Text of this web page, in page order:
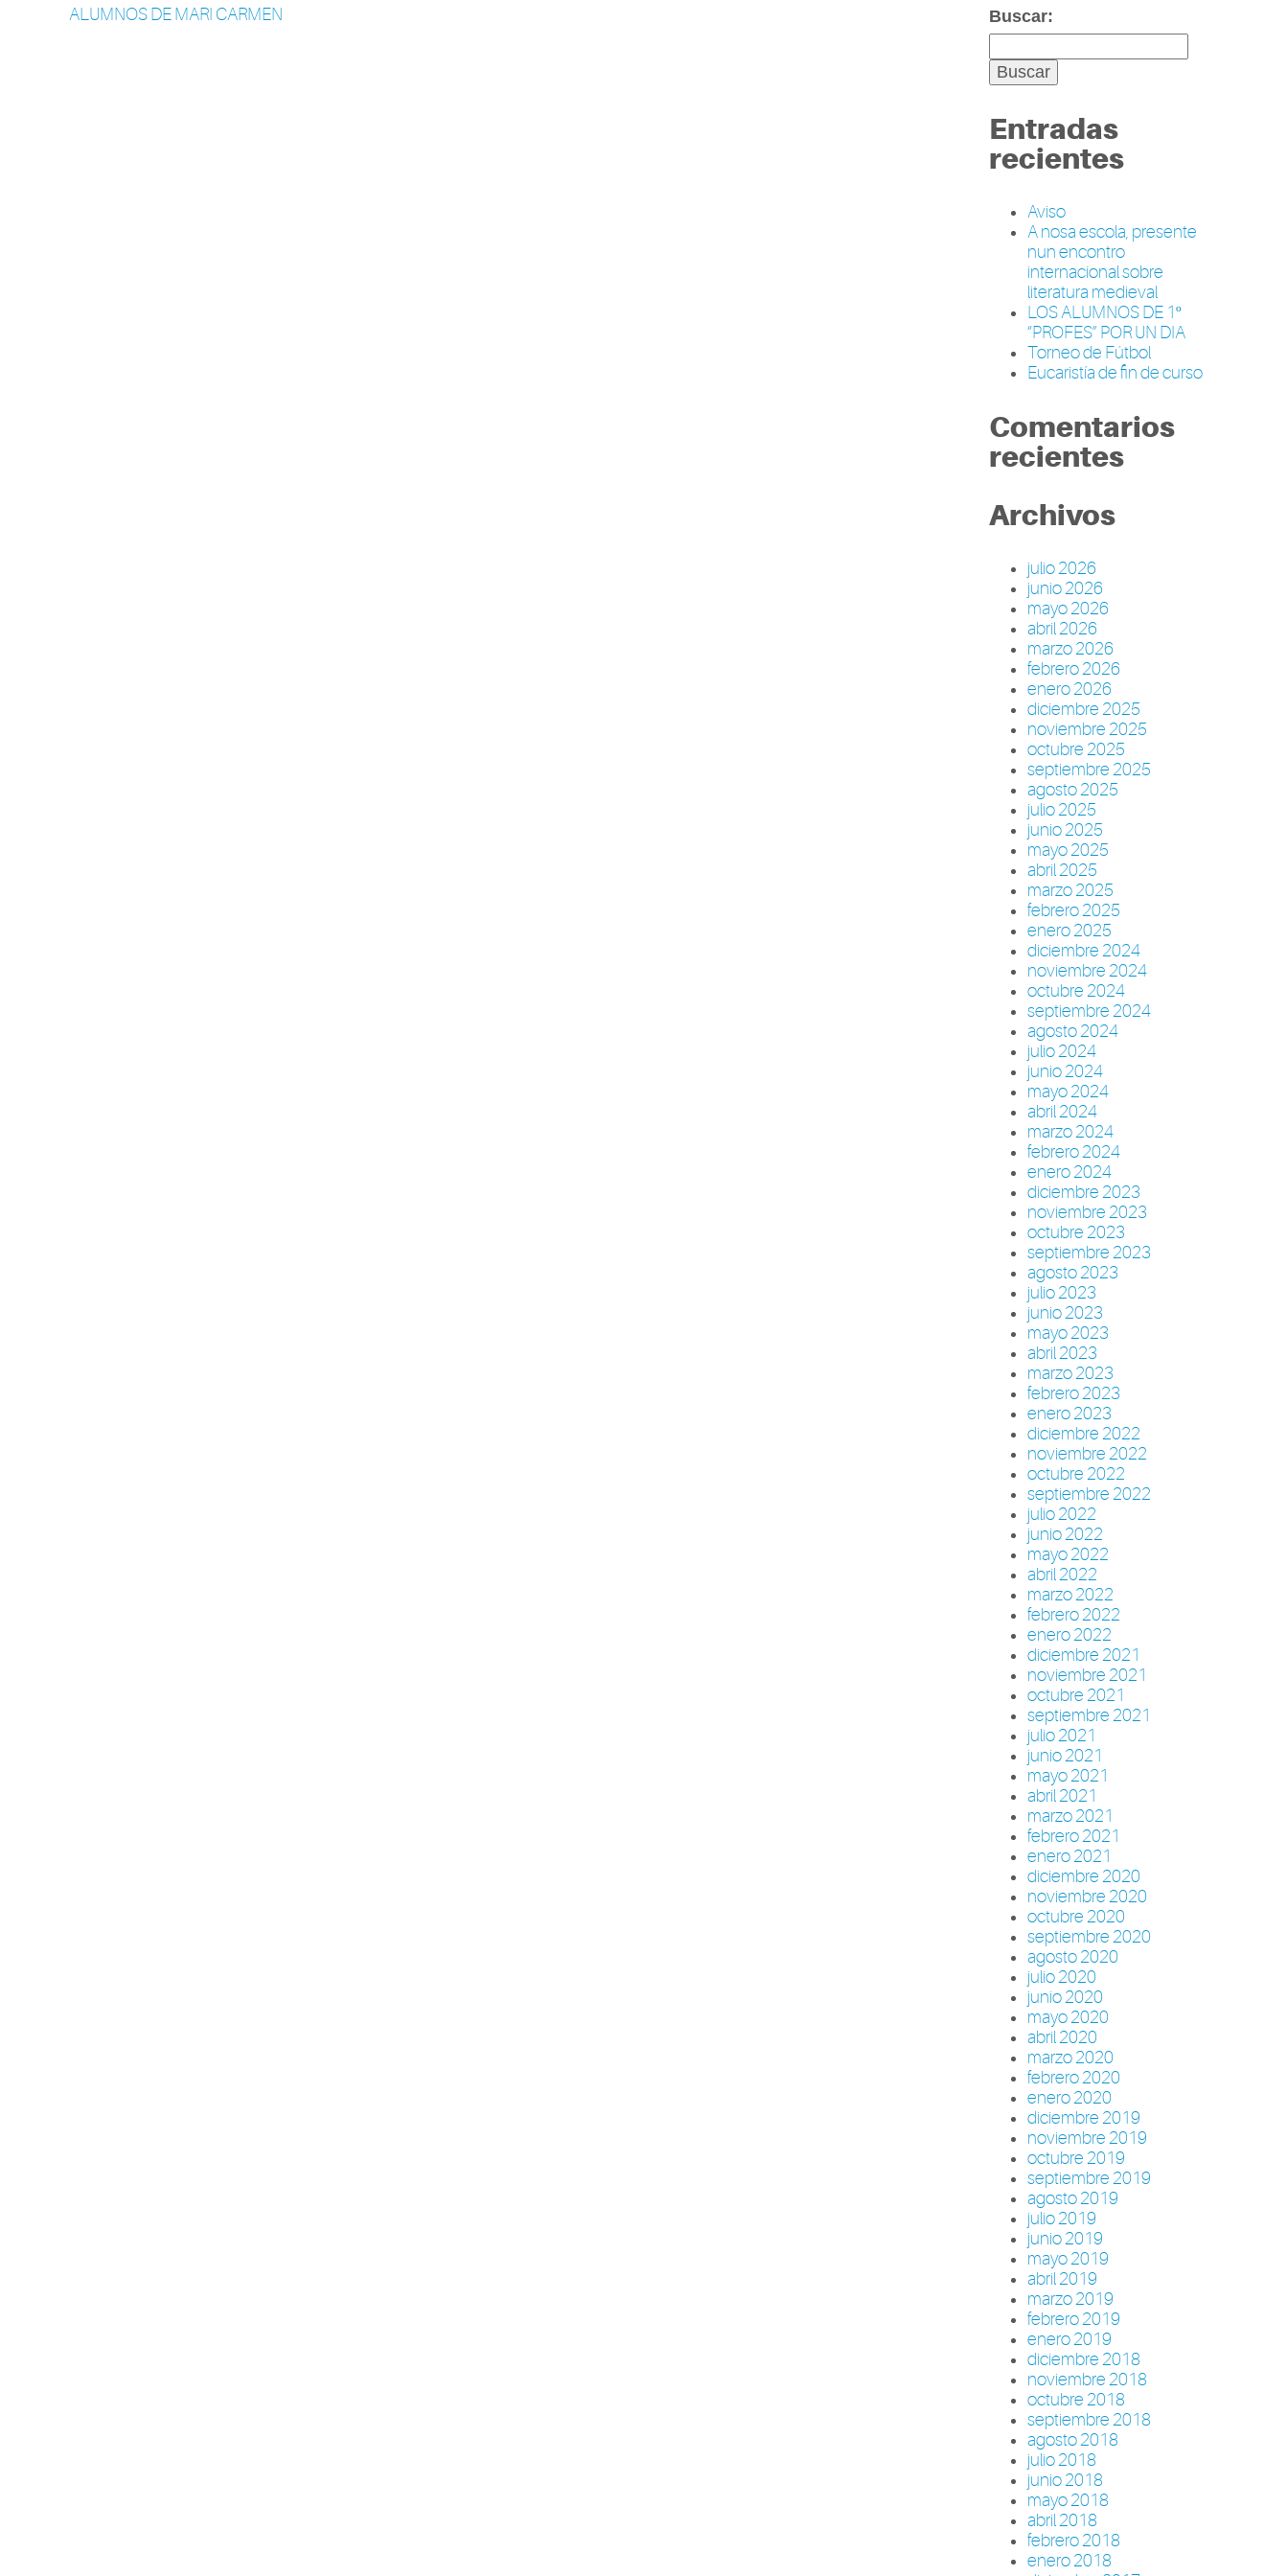
ALUMNOS DE MARI CARMEN Buscar:
Entradas
recientes
Aviso
A nosa escola, presente
nun encontro
internacional sobre
literatura medieval
LOS ALUMNOS DE 1º
“PROFES” POR UN DIA
Torneo de Fútbol
Eucaristía de fin de curso
Comentarios
recientes
Archivos
julio 2026
junio 2026
mayo 2026
abril 2026
marzo 2026
febrero 2026
enero 2026
diciembre 2025
noviembre 2025
octubre 2025
septiembre 2025
agosto 2025
julio 2025
junio 2025
mayo 2025
abril 2025
marzo 2025
febrero 2025
enero 2025
diciembre 2024
noviembre 2024
octubre 2024
septiembre 2024
agosto 2024
julio 2024
junio 2024
mayo 2024
abril 2024
marzo 2024
febrero 2024
enero 2024
diciembre 2023
noviembre 2023
octubre 2023
septiembre 2023
agosto 2023
julio 2023
junio 2023
mayo 2023
abril 2023
marzo 2023
febrero 2023
enero 2023
diciembre 2022
noviembre 2022
octubre 2022
septiembre 2022
julio 2022
junio 2022
mayo 2022
abril 2022
marzo 2022
febrero 2022
enero 2022
diciembre 2021
noviembre 2021
octubre 2021
septiembre 2021
julio 2021
junio 2021
mayo 2021
abril 2021
marzo 2021
febrero 2021
enero 2021
diciembre 2020
noviembre 2020
octubre 2020
septiembre 2020
agosto 2020
julio 2020
junio 2020
mayo 2020
abril 2020
marzo 2020
febrero 2020
enero 2020
diciembre 2019
noviembre 2019
octubre 2019
septiembre 2019
agosto 2019
julio 2019
junio 2019
mayo 2019
abril 2019
marzo 2019
febrero 2019
enero 2019
diciembre 2018
noviembre 2018
octubre 2018
septiembre 2018
agosto 2018
julio 2018
junio 2018
mayo 2018
abril 2018
febrero 2018
enero 2018